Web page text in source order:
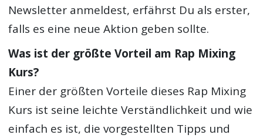
Newsletter anmeldest, erfährst Du als erster,
falls es eine neue Aktion geben sollte.
Was ist der größte Vorteil am Rap Mixing
Kurs?
Einer der größten Vorteile dieses Rap Mixing
Kurs ist seine leichte Verständlichkeit und wie
einfach es ist, die vorgestellten Tipps und